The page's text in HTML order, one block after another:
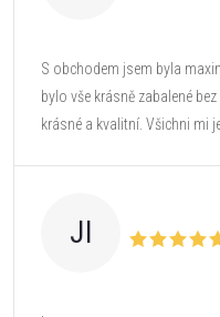
S obchodem jsem byla
bylo vše krásně zabalené
krásné a kvalitní. Všichni mi
JI